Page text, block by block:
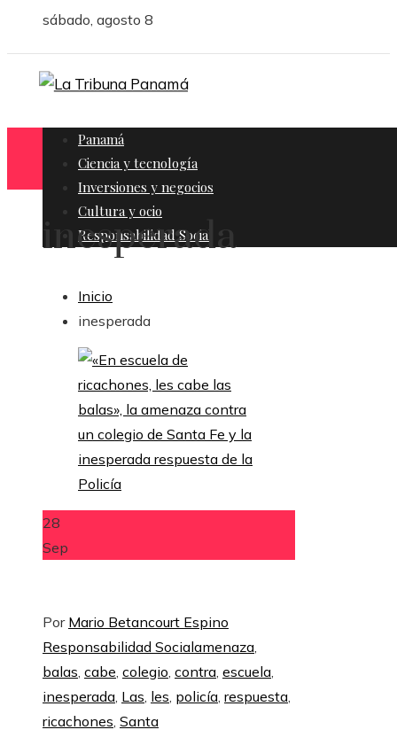
sábado, agosto 8
Panamá
Ciencia y tecnología
Inversiones y negocios
Cultura y ocio
Responsabilidad Social
inesperada
Inicio
inesperada
28
Sep
Por Mario Betancourt Espino
Responsabilidad Socialamenaza
balas cabe colegio contra escuela
inesperada Las les policía respuesta
ricachones Santa